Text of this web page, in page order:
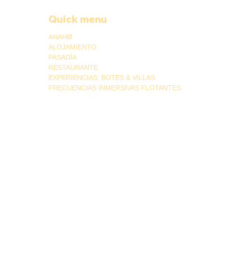
Quick menu
ANAHØ
ALOJAMIENTO
PASADÍA
RESTAURANTE
EXPERIENCIAS, BOTES & VILLAS
FRECUENCIAS INMERSIVAS FLOTANTES